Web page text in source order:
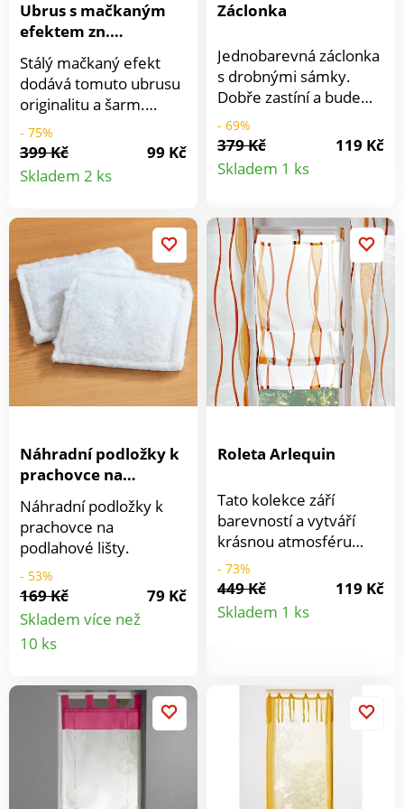
výrobek je bezpečný
norem. Pro ochranu
životního prostředí
doporučujeme prát na
30 °C a sušit volně na
vzduchu.
Ubrus s mačkaným
efektem zn.
Colombine
Stálý mačkaný efekt
dodává tomuto ubrusu
originalitu a šarm.
Tento ubrus neklade
velké nároky na
údržbu, žehlení není
nutné. Ubrus je
- 75%
399 Kč
99 Kč
Skladem 2 ks
Detail
Záclonka
Jednobarevná záclonka
s drobnými sámky.
Dobře zastíní a bude
hezkou dekorací na
vašem okně. Stačí ji
navléknout na tyč a
pověsit. Rovný spodní
zatěžovací tyčí, aby
dobře splývala a
usnadnila rolování při
vytahování. Prodáváme
jednotlivě. Materiál
100% polyester.
- 69%
379 Kč
119 Kč
Skladem 1 ks
Detail
Náhradní podložky k
prachovce na
podlahové lišty
Náhradní podložky k
prachovce na
podlahové lišty.
- 53%
169 Kč
79 Kč
Skladem více než
10 ks
Roleta Arlequin
Tato kolekce září
barevností a vytváří
krásnou atmosféru
domova. Průsvitná
roleta se zvlněnými
pruhy jemně ztlumí
sluneční paprsky. Je
saténovými stuhami,
pomocí nichž se dá
vytáhnout nahoru.
Dodáváme se
zátěžovou tyčí.
- 73%
449 Kč
119 Kč
Skladem 1 ks
Detail